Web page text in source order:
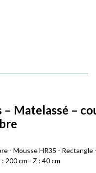
– Matelassé –
- Mousse HR35 -
200 cm - Z : 40 cm